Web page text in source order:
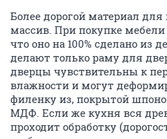
Более дорогой материал
массив. При покупке мебели
что оно на 100% сделано из
делают только раму для
дверцы чувствительны к
влажности и могут
филенку из, покрытой
МДФ. Если же кухня вся
проходит обработку